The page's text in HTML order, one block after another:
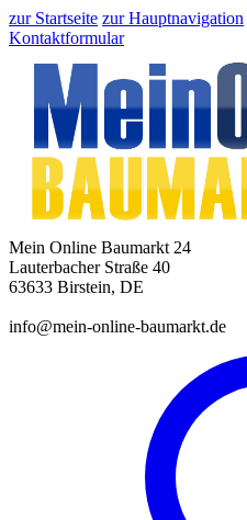
zur Startseite zur Hauptnavigation
Kontaktformular
Mein Online Baumarkt 24
Lauterbacher Straße 40
63633 Birstein, DE
info@mein-online-baumarkt.de